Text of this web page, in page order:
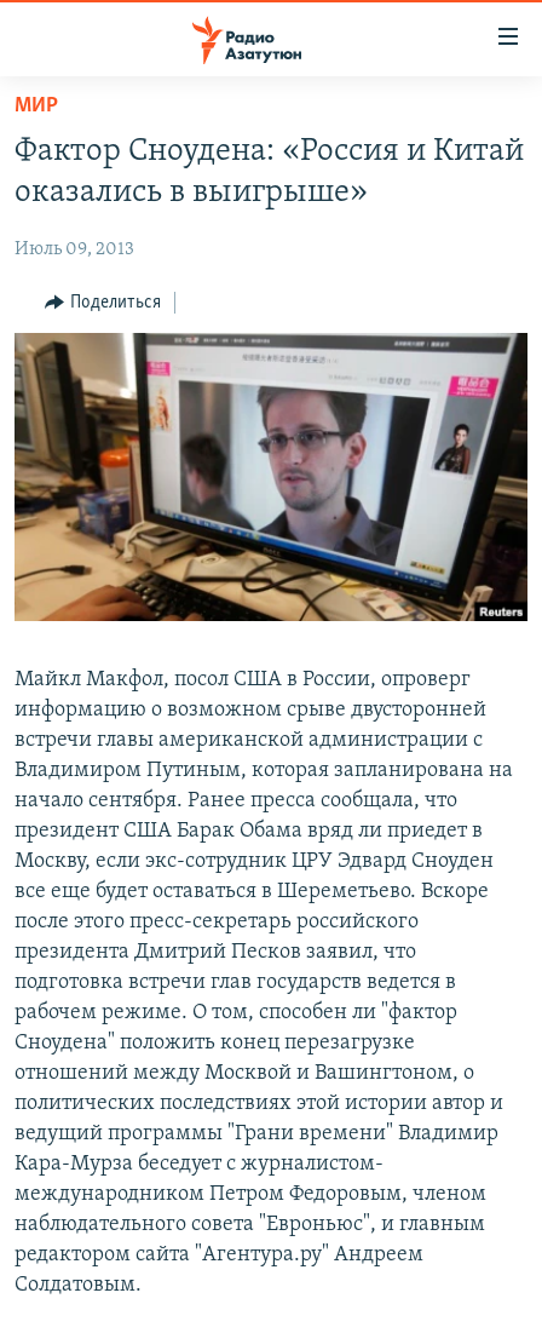
Перейти
основному
содержанию
навигации
Перейти
поиску
НОВОСТИ
ОБЩЕСТВО
ЭКОНОМИКА
РЕГИОН
НАГОРНЫЙ КАРАБАХ
КУЛЬТУРА
СПОРТ
АРХИВ
Հայերեն
English
Русский
Все сайты Радио Азатутюн
МИР
Фактор Сноудена: «Россия и Китай
оказались в выигрыше»
Июль 09, 2013
Поделиться
Майкл Макфол, посол США в России, опроверг
информацию о возможном срыве двусторонней
встречи главы американской администрации с
Владимиром Путиным, которая запланирована на
начало сентября. Ранее пресса сообщала, что
президент США Барак Обама вряд ли приедет в
Москву, если экс-сотрудник ЦРУ Эдвард Сноуден
все еще будет оставаться в Шереметьево. Вскоре
после этого пресс-секретарь российского
президента Дмитрий Песков заявил, что
подготовка встречи глав государств ведется в
рабочем режиме. О том, способен ли "фактор
Сноудена" положить конец перезагрузке
отношений между Москвой и Вашингтоном, о
политических последствиях этой истории автор и
ведущий программы "Грани времени" Владимир
Кара-Мурза беседует с журналистом-
международником Петром Федоровым, членом
наблюдательного совета "Евроньюс", и главным
редактором сайта "Агентура.ру" Андреем
Солдатовым.